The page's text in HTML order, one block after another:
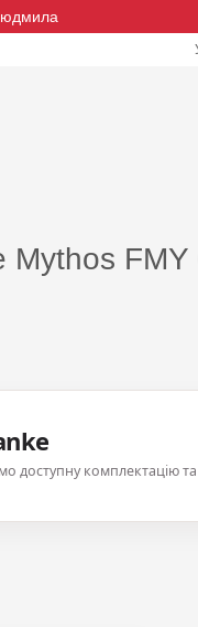
Mythos
доступну комплектацію